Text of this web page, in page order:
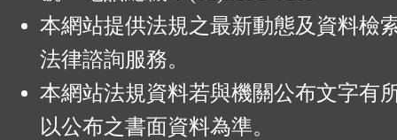
本網站提供法規之最新動態及資料檢
法律諮詢服務。
本網站法規資料若與機關公布文字有
以公布之書面資料為準。